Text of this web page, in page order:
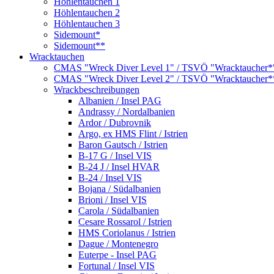
Höhlentauchen 2
Höhlentauchen 3
Sidemount*
Sidemount**
Wracktauchen
CMAS "Wreck Diver Level 1" / TSVÖ
CMAS "Wreck Diver Level 2" / TSVÖ
Wrackbeschreibungen
Albanien / Insel PAG
Andrassy / Nordalbanien
Ardor / Dubrovnik
Argo, ex HMS Flint / Istrien
Baron Gautsch / Istrien
B-17 G / Insel VIS
B-24 J / Insel HVAR
B-24 / Insel VIS
Bojana / Südalbanien
Brioni / Insel VIS
Carola / Südalbanien
Cesare Rossarol / Istrien
HMS Coriolanus / Istrien
Dague / Montenegro
Euterpe - Insel PAG
Fortunal / Insel VIS